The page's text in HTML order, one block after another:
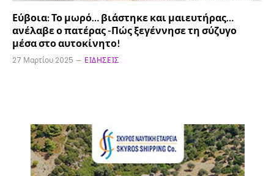
Εύβοια: Το μωρό… βιάστηκε και μαιευτήρας…
ανέλαβε ο πατέρας -Πώς ξεγέννησε τη σύζυγο
μέσα στο αυτοκίνητο!
27 Μαρτίου 2025 ΕΙΔΉΣΕΙΣ